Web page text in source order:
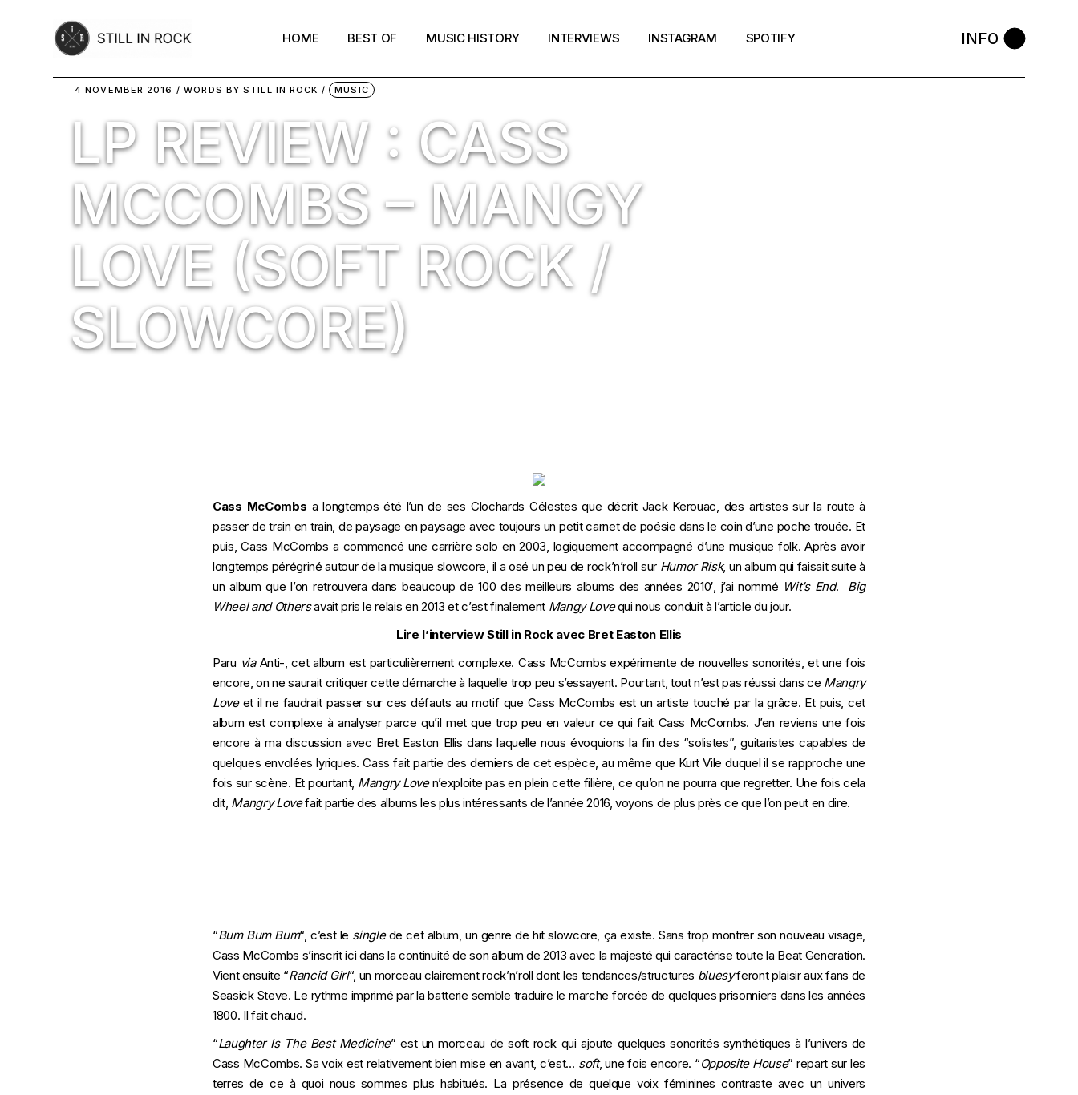
HOME BEST OF MUSIC HISTORY INTERVIEWS INSTAGRAM SPOTIFY INFO
4 NOVEMBER 2016 WORDS BYSTILL IN ROCK MUSIC
LP REVIEW : CASS
MCCOMBS – MANGY
LOVE (SOFT ROCK /
SLOWCORE)
Cass McCombs a longtemps été l’un de ses Clochards Célestes que décrit Jack Kerouac, des artistes sur la route à
passer de train en train, de paysage en paysage avec toujours un petit carnet de poésie dans le coin d’une poche trouée. Et
puis, Cass McCombs a commencé une carrière solo en 2003, logiquement accompagné d’une musique folk. Après avoir
longtemps pérégriné autour de la musique slowcore, il a osé un peu de rock’n’roll sur Humor Risk, un album qui faisait suite à
un album que l’on retrouvera dans beaucoup de 100 des meilleurs albums des années 2010′, j’ai nommé Wit’s End. Big
Wheel and Othersavait pris le relais en 2013 et c’est finalement Mangy Lovequi nous conduit à l’article du jour.
Lire l’interview Still in Rock avec Bret Easton Ellis
Paru viaAnti-, cet album est particulièrement complexe. Cass McCombs expérimente de nouvelles sonorités, et une fois
encore, on ne saurait critiquer cette démarche à laquelle trop peu s’essayent. Pourtant, tout n’est pas réussi dans ce Mangry
Love et il ne faudrait passer sur ces défauts au motif que Cass McCombs est un artiste touché par la grâce. Et puis, cet
album est complexe à analyser parce qu’il met que trop peu en valeur ce qui fait Cass McCombs. J’en reviens une fois
encore à ma discussion avec Bret Easton Ellis dans laquelle nous évoquions la fin des “solistes”, guitaristes capables de
quelques envolées lyriques. Cass fait partie des derniers de cet espèce, au même que Kurt Vile duquel il se rapproche une
fois sur scène. Et pourtant, Mangry Loven’exploite pas en plein cette filière, ce qu’on ne pourra que regretter. Une fois cela
dit, Mangry Lovefait partie des albums les plus intéressants de l’année 2016, voyons de plus près ce que l’on peut en dire.
“Bum Bum Bum“, c’est le singlede cet album, un genre de hit slowcore, ça existe. Sans trop montrer son nouveau visage,
Cass McCombs s’inscrit ici dans la continuité de son album de 2013 avec la majesté qui caractérise toute la Beat Generation.
Vient ensuite “Rancid Girl“, un morceau clairement rock’n’roll dont les tendances/structures bluesyferont plaisir aux fans de
Seasick Steve. Le rythme imprimé par la batterie semble traduire le marche forcée de quelques prisonniers dans les années
1800. Il fait chaud.
“Laughter Is The Best Medicine” est un morceau de soft rock qui ajoute quelques sonorités synthétiques à l’univers de
Cass McCombs. Sa voix est relativement bien mise en avant, c’est… soft, une fois encore. “Opposite House” repart sur les
terres de ce à quoi nous sommes plus habitués. La présence de quelque voix féminines contraste avec un univers